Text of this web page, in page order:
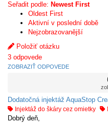
Seřadit podle: Newest First
Oldest First
Aktivní v poslední době
Nejzobrazovanější
Položiť otázku
3 odpovede
ZOBRAZIŤ ODPOVEDE
Dodatočná injektáž AquaStop
Injektáž do škáry cez omietky
Dobrý deň,